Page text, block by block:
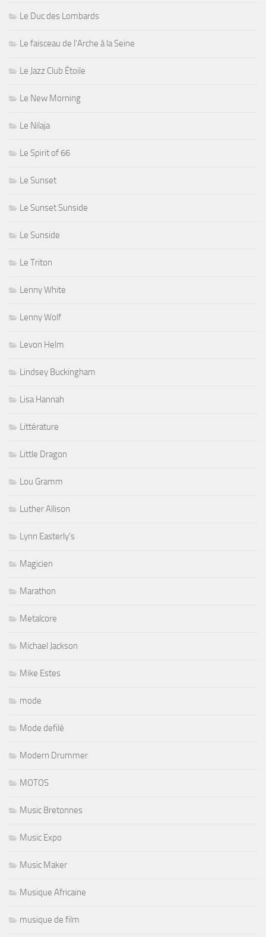
Le Duc des Lombards
Le faisceau de l'Arche à la Seine
Le Jazz Club Étoile
Le New Morning
Le Nilaja
Le Spirit of 66
Le Sunset
Le Sunset Sunside
Le Sunside
Le Triton
Lenny White
Lenny Wolf
Levon Helm
Lindsey Buckingham
Lisa Hannah
Littérature
Little Dragon
Lou Gramm
Luther Allison
Lynn Easterly's
Magicien
Marathon
Metalcore
Michael Jackson
Mike Estes
mode
Mode defilé
Modern Drummer
MOTOS
Music Bretonnes
Music Expo
Music Maker
Musique Africaine
musique de film